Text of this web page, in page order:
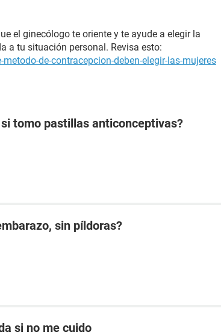
el ginecólogo te oriente y te ayude a elegir la
a tu situación personal. Revisa esto:
de-contracepcion-deben-elegir-las-mujeres
tomo pastillas anticonceptivas?
sin píldoras?
si no me cuido